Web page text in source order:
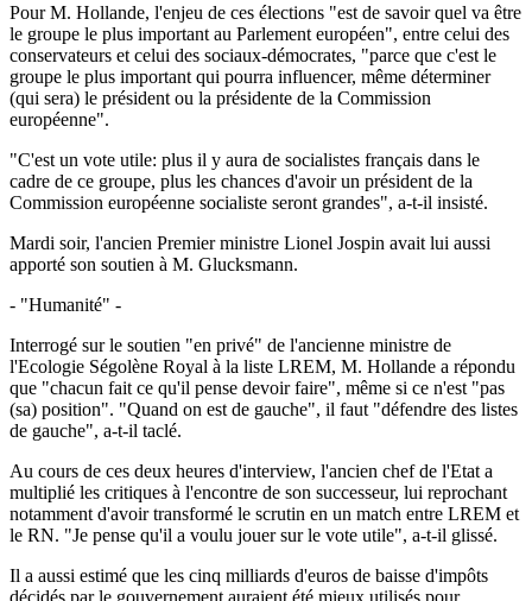
Pour M. Hollande, l'enjeu de ces élections "est de savoir quel va être
le groupe le plus important au Parlement européen", entre celui des
conservateurs et celui des sociaux-démocrates, "parce que c'est le
groupe le plus important qui pourra influencer, même déterminer
(qui sera) le président ou la présidente de la Commission
européenne".
"C'est un vote utile: plus il y aura de socialistes français dans le
cadre de ce groupe, plus les chances d'avoir un président de la
Commission européenne socialiste seront grandes", a-t-il insisté.
Mardi soir, l'ancien Premier ministre Lionel Jospin avait lui aussi
apporté son soutien à M. Glucksmann.
- "Humanité" -
Interrogé sur le soutien "en privé" de l'ancienne ministre de
l'Ecologie Ségolène Royal à la liste LREM, M. Hollande a répondu
que "chacun fait ce qu'il pense devoir faire", même si ce n'est "pas
(sa) position". "Quand on est de gauche", il faut "défendre des listes
de gauche", a-t-il taclé.
Au cours de ces deux heures d'interview, l'ancien chef de l'Etat a
multiplié les critiques à l'encontre de son successeur, lui reprochant
notamment d'avoir transformé le scrutin en un match entre LREM et
le RN. "Je pense qu'il a voulu jouer sur le vote utile", a-t-il glissé.
Il a aussi estimé que les cinq milliards d'euros de baisse d'impôts
décidés par le gouvernement auraient été mieux utilisés pour